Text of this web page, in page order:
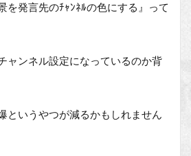
を発言先のﾁｬﾝﾈﾙの色にする』って
ャンネル設定になっているのか背
というやつが減るかもしれません